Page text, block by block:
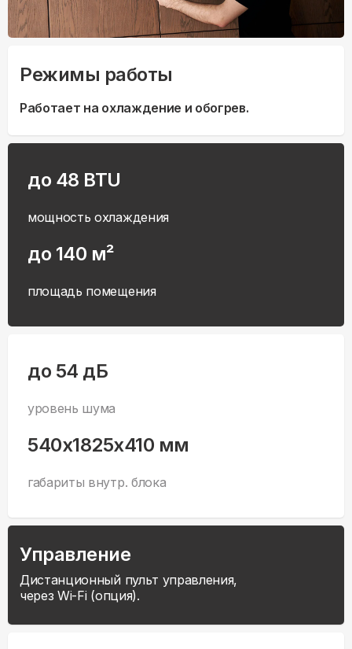
Режимы работы
Работает на охлаждение и обогрев.
до 48 BTU
мощность охлаждения
до 140 м²
площадь помещения
до 54 дБ
уровень шума
540x1825x410 мм
габариты внутр. блока
Управление
Дистанционный пульт управления,
через Wi-Fi (опция).